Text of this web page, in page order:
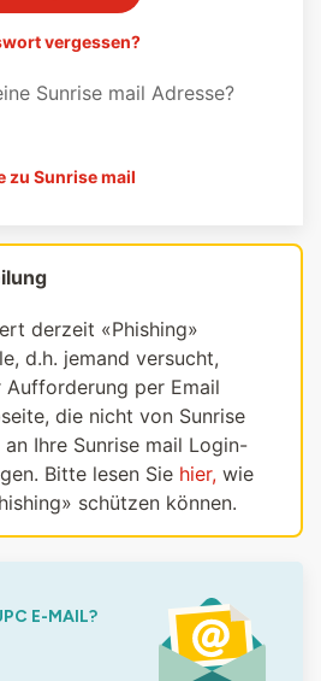
vergessen?
Sunrise mail Adresse?
zu Sunrise mail
derzeit «Phishing»
d.h. jemand versucht,
per Email
die nicht von Sunrise
Ihre Sunrise mail Login-
Bitte lesen Sie hier, wie
schützen können.
E-MAIL?